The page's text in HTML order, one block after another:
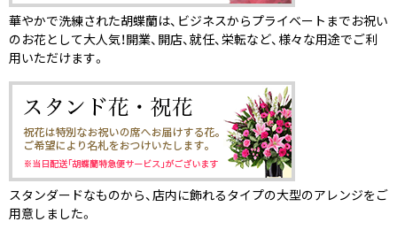
華やかで洗練された胡蝶蘭は、ビジネスからプライベートまでお祝い
のお花として大人気！開業、開店、就任、栄転など、様々な用途でご利
用いただけます。
スタンダードなものから、店内に飾れるタイプの大型のアレンジをご
用意しました。